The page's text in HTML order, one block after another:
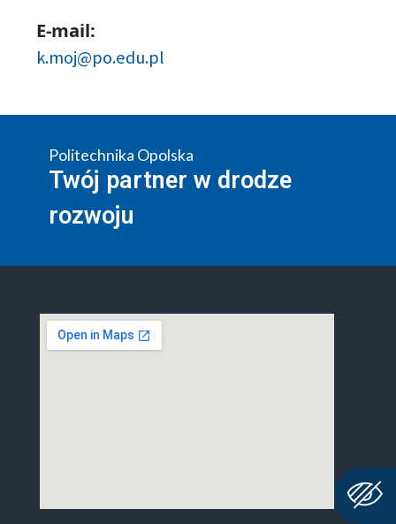
E-mail:
k.moj@po.edu.pl
Politechnika Opolska
Twój partner w drodze
rozwoju